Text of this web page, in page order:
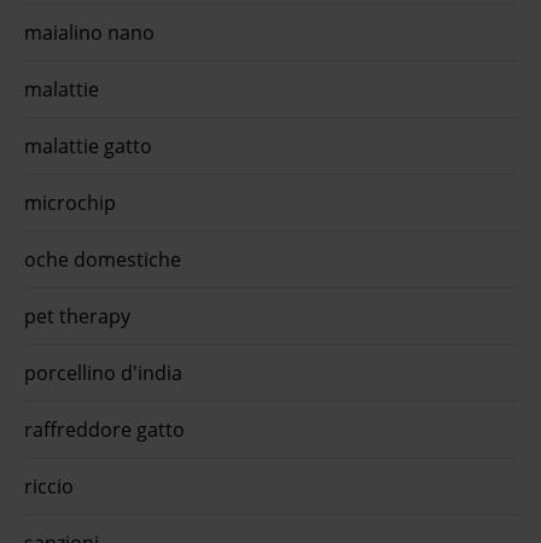
maialino nano
malattie
malattie gatto
microchip
oche domestiche
pet therapy
porcellino d'india
raffreddore gatto
riccio